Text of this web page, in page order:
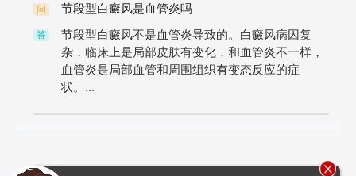
问 节段型白癜风是血管炎吗
答
节段型白癜风不是血管炎导致的。白癜风病因复
杂，临床上是局部皮肤有变化，和血管炎不一样，
血管炎是局部血管和周围组织有变态反应的症
状。...